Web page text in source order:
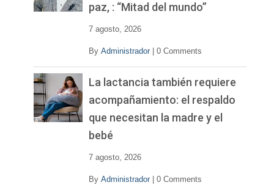
paz, : “Mitad del mundo”
7 agosto, 2026
By Administrador 0 Comments
La lactancia también requiere
acompañamiento: el respaldo
que necesitan la madre y el
bebé
7 agosto, 2026
By Administrador 0 Comments